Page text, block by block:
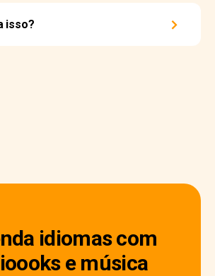
isso?
idiomas com
e música